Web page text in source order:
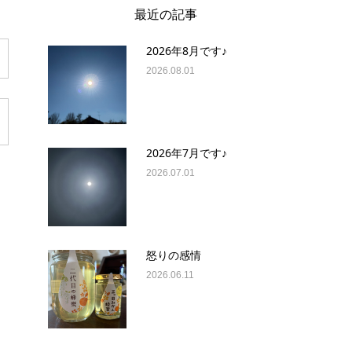
最近の記事
2026年8月です♪
2026.08.01
2026年7月です♪
2026.07.01
怒りの感情
2026.06.11